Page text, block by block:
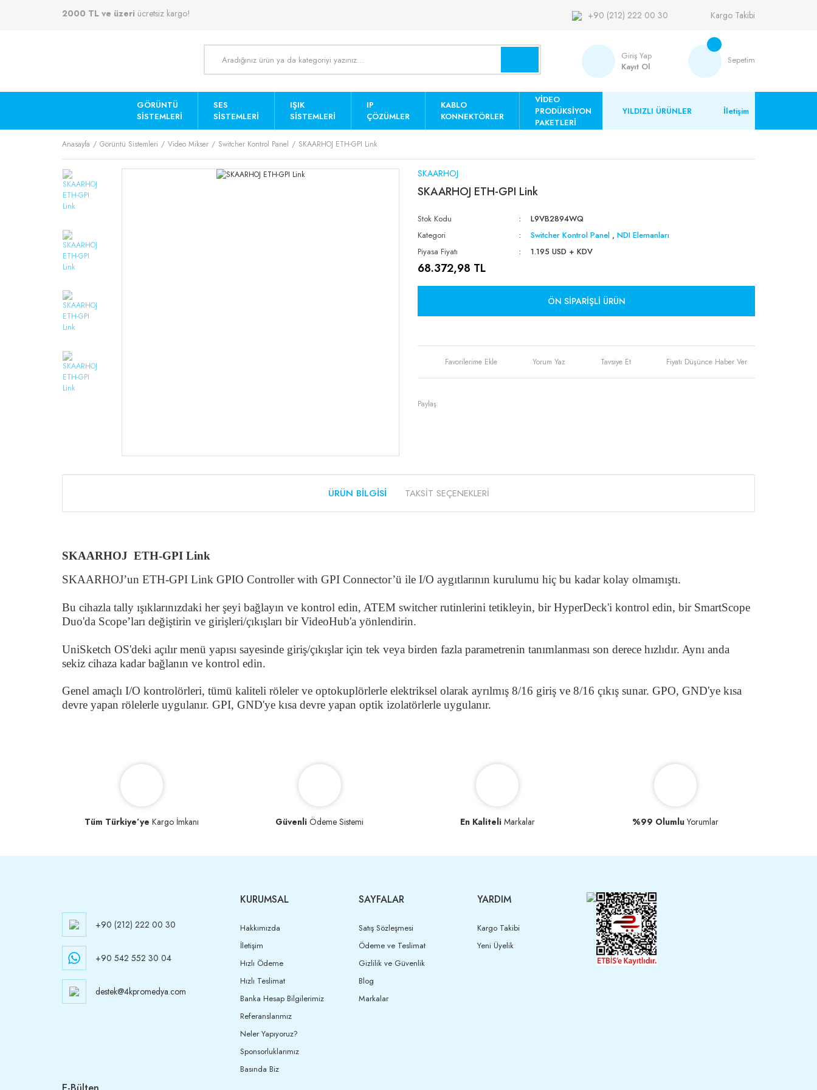
2000 TL ve üzeri ücretsiz kargo! +90 (212) 222 00 30 Kargo Takibi
Giriş Yap
Kayıt Ol
Sepetim
GÖRÜNTÜ
SISTEMLERI
SES
SISTEMLERI
IŞIK
SISTEMLERI
IP
ÇÖZÜMLER
KABLO
KONNEKTÖRLER
VİDEO
PRODÜKSİYON
PAKETLERİ
YILDIZLI ÜRÜNLER İletişim
Anasayfa Görüntü Sistemleri Video Mikser Switcher Kontrol Panel SKAARHOJ ETH-GPI Link
SKAARHOJ
SKAARHOJ ETH-GPI Link
Stok Kodu
L9VB2894WQ
Kategori
Switcher Kontrol Panel , NDI Elemanları
Piyasa Fiyatı
1.195 USD + KDV
68.372,98 TL
ÖN SIPARIŞLI ÜRÜN
Yorum Yaz Tavsiye Et Fiyatı Düşünce Haber Ver
Paylaş:
ÜRÜN BILGISI TAKSIT SEÇENEKLERI
SKAARHOJ ETH-GPI Link
SKAARHOJ’un ETH-GPI Link GPIO Controller with GPI Connector’ü ile I/O aygıtlarının kurulumu hiç bu kadar kolay olmamıştı.
Bu cihazla tally ışıklarınızdaki her şeyi bağlayın ve kontrol edin, ATEM switcher rutinlerini tetikleyin, bir HyperDeck'i kontrol edin, bir SmartScope
Duo'da Scope’ları değiştirin ve girişleri/çıkışları bir VideoHub'a yönlendirin.
UniSketch OS'deki açılır menü yapısı sayesinde giriş/çıkışlar için tek veya birden fazla parametrenin tanımlanması son derece hızlıdır. Aynı anda
sekiz cihaza kadar bağlanın ve kontrol edin.
Genel amaçlı I/O kontrolörleri, tümü kaliteli röleler ve optokuplörlerle elektriksel olarak ayrılmış 8/16 giriş ve 8/16 çıkış sunar. GPO, GND'ye kısa
devre yapan rölelerle uygulanır. GPI, GND'ye kısa devre yapan optik izolatörlerle uygulanır.
Tüm Türkiye’ye Kargo İmkanı Güvenli Ödeme Sistemi En KaliteliMarkalar %99 OlumluYorumlar
+90 (212) 222 00 30
+90 542 552 30 04
destek@4kpromedya.com
KURUMSAL
Hakkımızda
İletişim
Hızlı Ödeme
Hızlı Teslimat
Banka Hesap Bilgilerimiz
Referanslarımız
Neler Yapıyoruz?
Sponsorluklarımız
Basında Biz
SAYFALAR
Satış Sözleşmesi
Ödeme ve Teslimat
Gizlilik ve Güvenlik
Blog
Markalar
YARDIM
Kargo Takibi
Yeni Üyelik